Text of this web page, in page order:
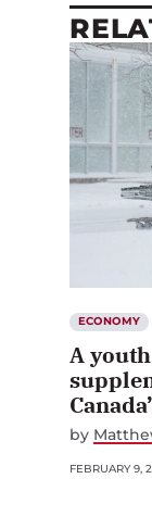
ECONOMY
A
by
FEBRUARY 9,